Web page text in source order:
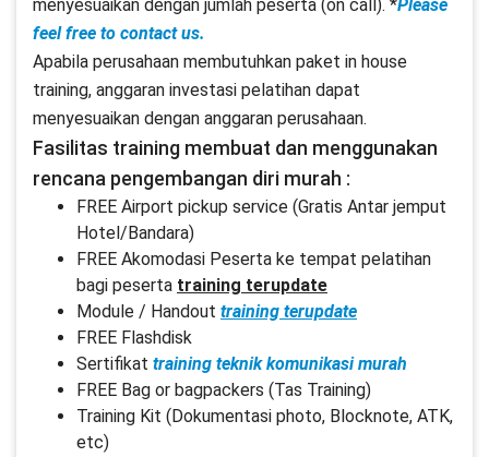
menyesuaikan dengan jumlah peserta (on call). *Please
feel free to contact us.
Apabila perusahaan membutuhkan paket in house
training, anggaran investasi pelatihan dapat
menyesuaikan dengan anggaran perusahaan.
Fasilitas training membuat dan menggunakan
rencana pengembangan diri murah :
FREE Airport pickup service (Gratis Antar jemput
Hotel/Bandara)
FREE Akomodasi Peserta ke tempat pelatihan
bagi peserta training terupdate
Module / Handout training terupdate
FREE Flashdisk
Sertifikat training teknik komunikasi murah
FREE Bag or bagpackers (Tas Training)
Training Kit (Dokumentasi photo, Blocknote, ATK,
etc)